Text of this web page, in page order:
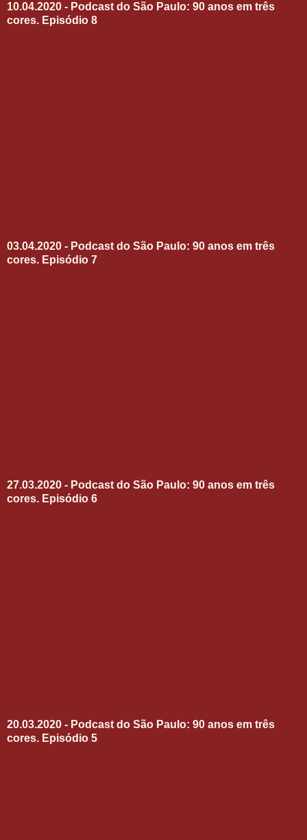
10.04.2020 - Podcast do São Paulo: 90 anos em três
cores. Episódio 8
03.04.2020 - Podcast do São Paulo: 90 anos em três
cores. Episódio 7
27.03.2020 - Podcast do São Paulo: 90 anos em três
cores. Episódio 6
20.03.2020 - Podcast do São Paulo: 90 anos em três
cores. Episódio 5